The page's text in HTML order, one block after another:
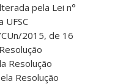
pela Lei n°
UFSC
2015, de 16
Resolução
Resolução